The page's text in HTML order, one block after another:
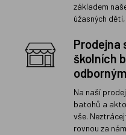
základem
úžasných
Prodejna
školních
Na naší
batohů a
vše.
rovnou za